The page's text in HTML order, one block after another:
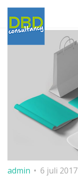
admin 6 juli 2017